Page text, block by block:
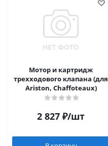
Мотор и картридж
трехходового клапана (для
Ariston, Chaffoteaux)
2 827 ₽/шт